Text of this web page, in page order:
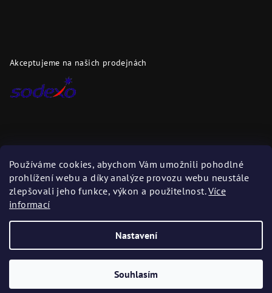
Používáme cookies, abychom Vám umožnili pohodlné
prohlížení webu a díky analýze provozu webu neustále
zlepšovali jeho funkce, výkon a použitelnost.Více
informací
Nastavení
Souhlasím
Akceptujeme na našich prodejnách
Zboží zasíláme těmito dopravci
Vytvořil Shoptet